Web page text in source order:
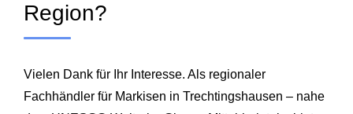
Region?
Vielen Dank für Ihr Interesse. Als regionaler
Fachhändler für Markisen in Trechtingshausen – nahe